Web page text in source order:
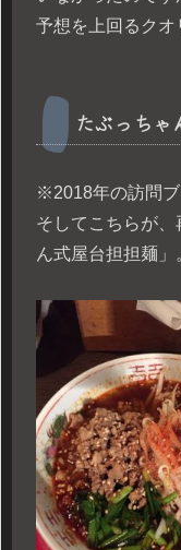
予想を上回るクオ
たぶっち
※2018年の訪問ブ
そしてこちらが
ん式屋台担担麺」